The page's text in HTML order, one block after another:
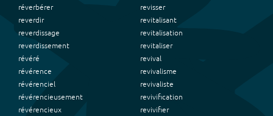
réverbérer
reverdir
reverdissage
reverdissement
révéré
révérence
révérenciel
révérencieusement
révérencieux
revisser
revitalisant
revitalisation
revitaliser
revival
revivalisme
revivaliste
revivification
revivifier